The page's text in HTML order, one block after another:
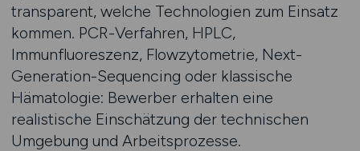
transparent, welche Technologien zum Einsatz
kommen. PCR-Verfahren, HPLC,
Immunfluoreszenz, Flowzytometrie, Next-
Generation-Sequencing oder klassische
Hämatologie: Bewerber erhalten eine
realistische Einschätzung der technischen
Umgebung und Arbeitsprozesse.